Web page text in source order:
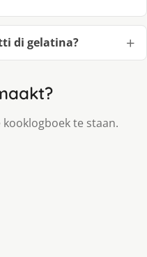
di gelatina?
te staan.